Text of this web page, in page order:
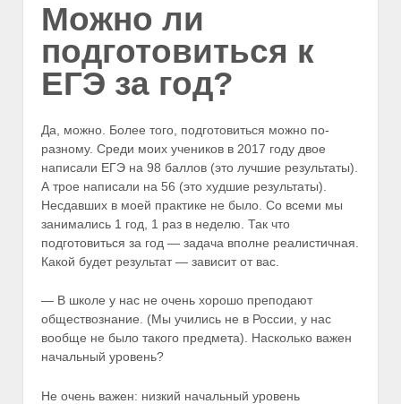
Можно ли
подготовиться к
ЕГЭ за год?
Да, можно. Более того, подготовиться можно по-
разному. Среди моих учеников в 2017 году двое
написали ЕГЭ на 98 баллов (это лучшие результаты).
А трое написали на 56 (это худшие результаты).
Несдавших в моей практике не было. Со всеми мы
занимались 1 год, 1 раз в неделю. Так что
подготовиться за год — задача вполне реалистичная.
Какой будет результат — зависит от вас.
— В школе у нас не очень хорошо преподают
обществознание. (Мы учились не в России, у нас
вообще не было такого предмета). Насколько важен
начальный уровень?
Не очень важен: низкий начальный уровень